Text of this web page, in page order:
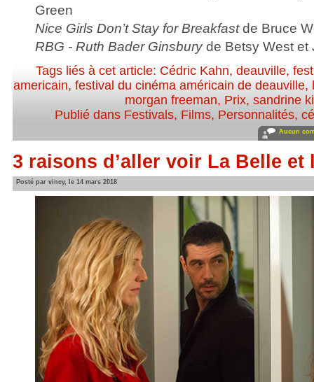
Green
Nice Girls Don’t Stay for Breakfastde Bruce
RBG - Ruth Bader Ginsburyde Betsy West et
Tags liés à cet article: Cédric Kahn,deauville,
americain, festival du cinéma américain de deauville,
morgan freeman, Prix,sandrine
Publié dans Festivals, Films, Personnalités,
Aucun
3 raisons d’aller voir La Belle et
Posté par vincy, le 14 mars 2018